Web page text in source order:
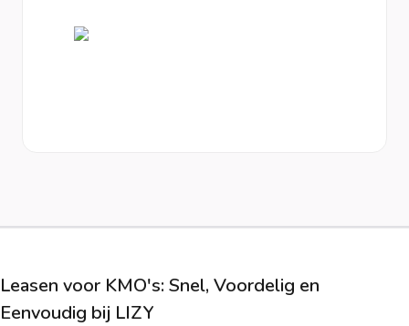
Leasen voor KMO's: Snel, Voordelig en
Eenvoudig bij LIZY